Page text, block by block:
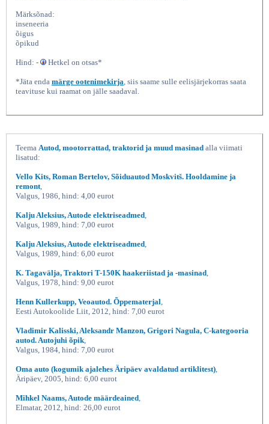
Mopeedijuhi õpik, Aide 2017
Märksõnad:
inseneeria
õigus
õpikud
Hind: - Hetkel on otsas*
*Jäta enda märge ootenimekirja, siis saame sulle eelisjärjekorras saata
teavituse kui raamat on jälle saadaval.
Teema Autod, mootorrattad, traktorid ja muud masinad alla viimati
lisatud:
Vello Kits, Roman Bertelov, Sõiduautod Moskvitš. Hooldamine ja
remont,
Valgus, 1986, hind: 4,00 eurot
Kalju Aleksius, Autode elektriseadmed,
Valgus, 1989, hind: 7,00 eurot
Kalju Aleksius, Autode elektriseadmed,
Valgus, 1989, hind: 6,00 eurot
K. Tagavälja, Traktori T-150K haakeriistad ja -masinad,
Valgus, 1978, hind: 9,00 eurot
Henn Kullerkupp, Veoautod. Õppematerjal,
Eesti Autokoolide Liit, 2012, hind: 7,00 eurot
Vladimir Kalisski, Aleksandr Manzon, Grigori Nagula, C-kategooria
autod. Autojuhi õpik,
Valgus, 1984, hind: 7,00 eurot
Oma auto (kogumik ajalehes Äripäev avaldatud artiklitest),
Äripäev, 2005, hind: 6,00 eurot
Mihkel Naams, Autode määrdeained,
Elmatar, 2012, hind: 26,00 eurot